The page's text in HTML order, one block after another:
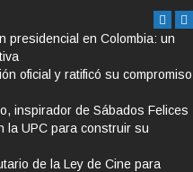
presidencial en Colombia: un
oficial y ratificó su compromiso
inspirador de Sábados Felices
la UPC para construir su
de la Ley de Cine para